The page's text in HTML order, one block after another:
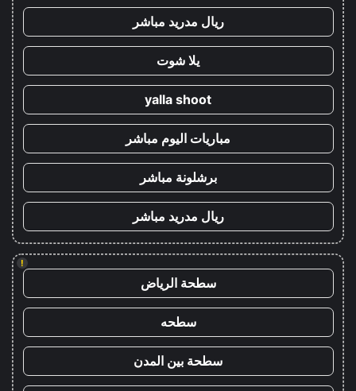
ريال مدريد مباشر
يلا شوت
yalla shoot
مباريات اليوم مباشر
برشلونة مباشر
ريال مدريد مباشر
!
سطحة الرياض
سطحه
سطحة بين المدن